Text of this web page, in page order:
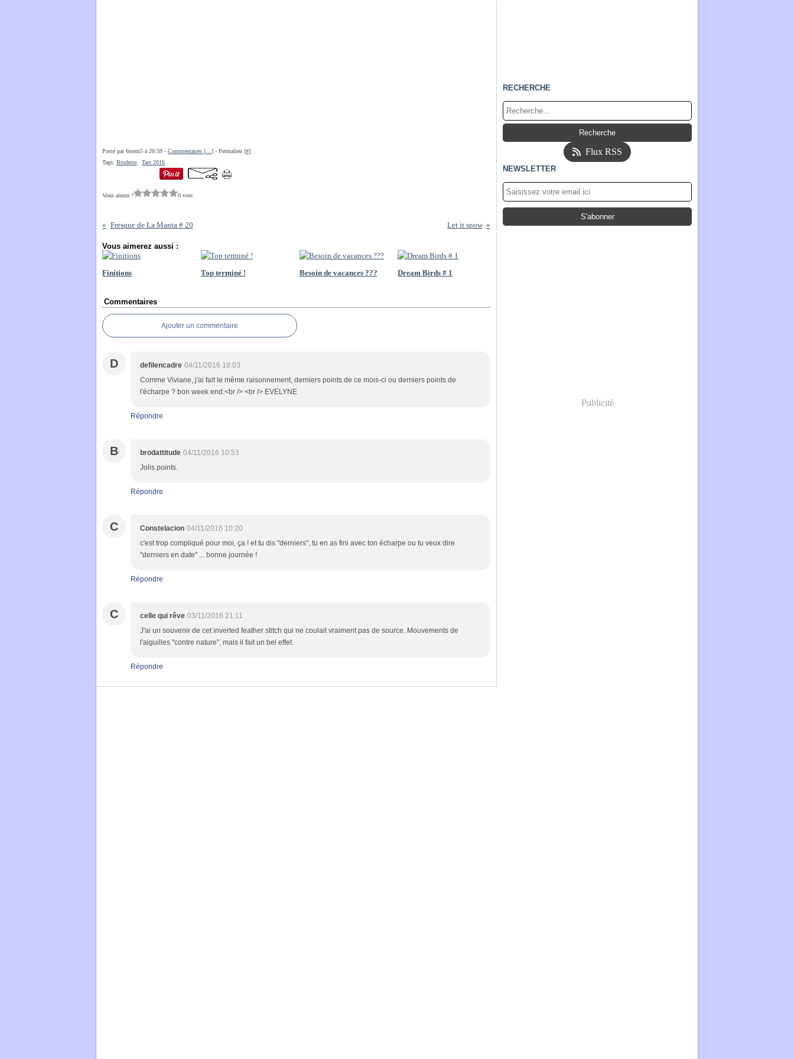
Posté par 6stem5 à 20:59 - Commentaires [ ] - Permalien [#]
Tags: Broderie Tast 2016
Vous aimez ? 0 vote
Fresque de La Manta # 20 Let it snow
Vous aimerez aussi :
Finitions Top terminé ! Besoin de vacances ??? Dream Birds # 1
Commentaires
Ajouter un commentaire
D defilencadre 04/11/2016 18:03
Comme Viviane, j'ai fait le même raisonnement, derniers points de ce mois-ci ou derniers points de
l'écharpe ? bon week end.<br /> <br /> EVELYNE
Répondre
B brodattitude 04/11/2016 10:53
Jolis points.
Répondre
C Constelacion 04/11/2016 10:20
c'est trop compliqué pour moi, ça ! et tu dis "derniers", tu en as fini avec ton écharpe ou tu veux dire
"derniers en date" ... bonne journée !
Répondre
C celle qui rêve 03/11/2016 21:11
J'ai un souvenir de cet inverted feather stitch qui ne coulait vraiment pas de source. Mouvements de
l'aiguilles "contre nature", mais il fait un bel effet.
Répondre
RECHERCHE
Flux RSS
NEWSLETTER
Publicité